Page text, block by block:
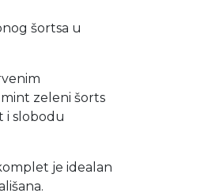
šortsa u
zeleni šorts
i slobodu
je idealan